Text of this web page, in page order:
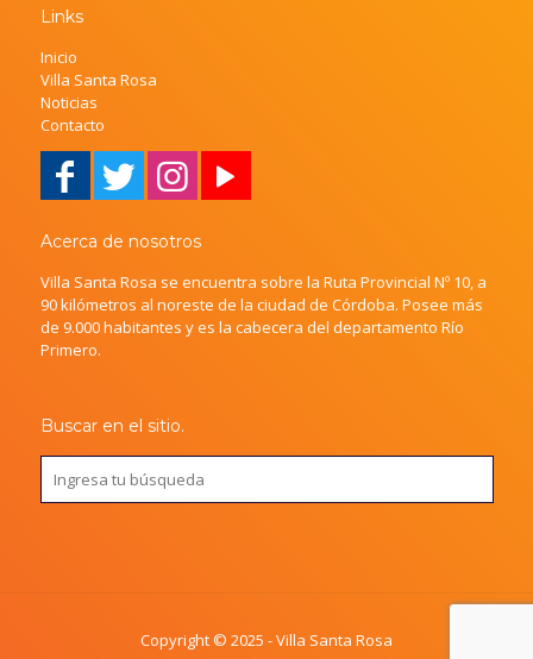
Links
Inicio
Villa Santa Rosa
Noticias
Contacto
Acerca de nosotros
Villa Santa Rosa se encuentra sobre la Ruta Provincial Nº 10, a
90 kilómetros al noreste de la ciudad de Córdoba. Posee más
de 9.000 habitantes y es la cabecera del departamento Río
Primero.
Buscar en el sitio.
Copyright © 2025 - Villa Santa Rosa